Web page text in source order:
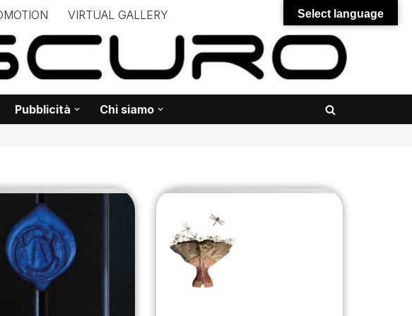
VIRTUAL GALLERY
– – – – – – – – – – –
Internazionali – – – – – – – – – – – – – – –
Pubblicità Chi siamo
Select language